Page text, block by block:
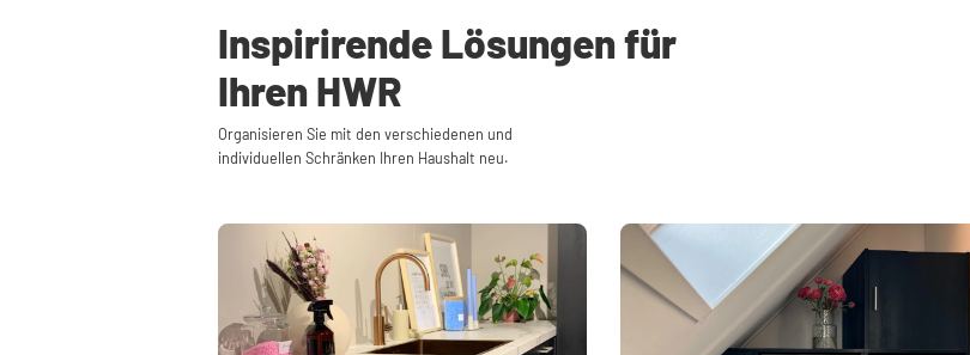
Inspirirende Lösungen für
Ihren HWR
Organisieren Sie mit den verschiedenen und
individuellen Schränken Ihren Haushalt neu.